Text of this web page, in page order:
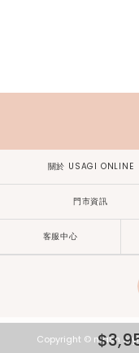
關於 USAGI ONLINE
門市資訊
客服中心
Copyright © mash